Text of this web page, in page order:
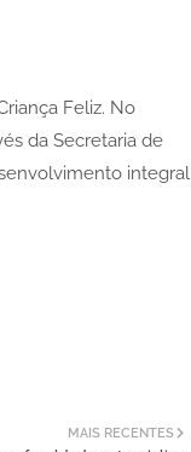
Feliz. No
da Secretaria de
integral
MAIS RECENTES